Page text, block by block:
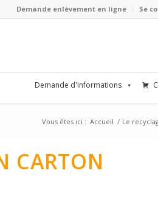
Demande enlèvement en ligne Se
Demande d'informations
Vous êtes ici : Accueil / Le
CARTON